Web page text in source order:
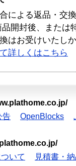
による返品・交
品開封後、または
はお受けいたし
詳しくはこちら
告 OpenBlocks
いて
見積書・